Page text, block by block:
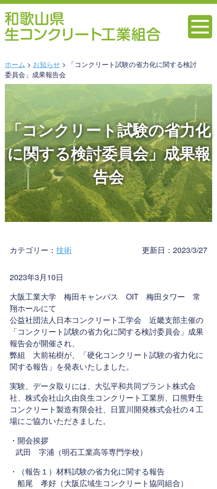
ホーム お知らせ
「コンクリート試験の省力化に関する検討
委員会」成果報告会
「コンクリート試験の省力化
に関する検討委員会」成果報
告会
カテゴリー： 技術 更新日：2023/3/27
2023年3月10日
大阪工業大学 梅田キャンパス OIT 梅田タワー 常
翔ホールにて
公益社団法人日本コンクリート工学会 近畿支部主催の
「コンクリート試験の省力化に関する検討委員会」成果
報告会が開催され、
弊組 大前祐樹が、「硬化コンクリート試験の省力化に
関する報告」を発表いたしました。
実験、データ取りには、大弘平和共同プラント株式会
社、株式会社山久由良生コンクリート工業所、口熊野生
コンクリート製造有限会社、日置川開発株式会社の４工
場にご協力いただきました。
・開会挨拶
武田 字浦（明石工業高等専門学校）
・（報告１）材料試験の省力化に関する報告
船尾 孝好（大阪広域生コンクリート協同組合）